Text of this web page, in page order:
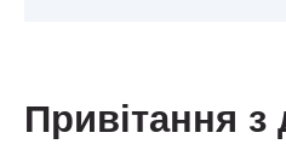
привітання з днем